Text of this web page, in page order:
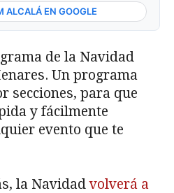
ALCALÁ EN GOOGLE
de la Navidad
Un programa
secciones, para que
y fácilmente
evento que te
la Navidadvolverá a